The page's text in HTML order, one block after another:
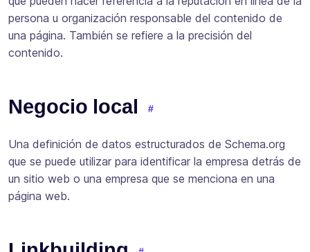
persona u organización responsable del contenido de
una página. También se refiere a la precisión del
contenido.
Negocio local
Una definición de datos estructurados de Schema.org
que se puede utilizar para identificar la empresa detrás de
un sitio web o una empresa que se menciona en una
página web.